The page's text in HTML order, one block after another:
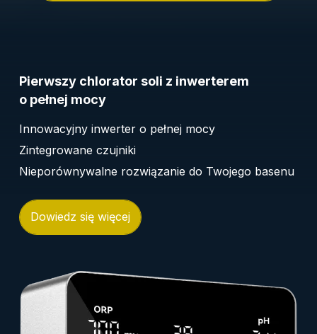
Pierwszy chlorator soli z inwerterem
o pełnej mocy
Innowacyjny inwerter o pełnej mocy
Zintegrowane czujniki
Nieporównywalne rozwiązanie do Twojego basenu
Dowiedz się więcej